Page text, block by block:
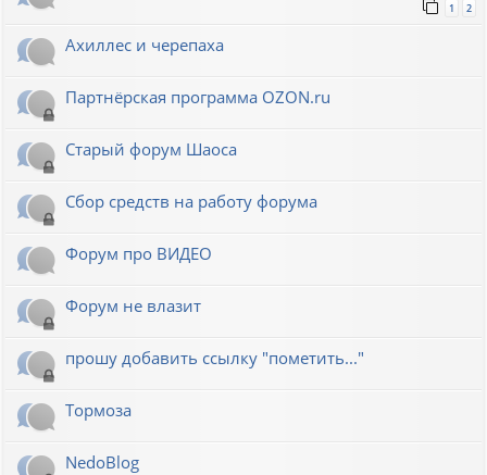
1 2
Ахиллес и черепаха
Партнёрская программа OZON.ru
Старый форум Шаоса
Сбор средств на работу форума
Форум про ВИДЕО
Форум не влазит
прошу добавить ссылку "пометить..."
Тормоза
NedoBlog